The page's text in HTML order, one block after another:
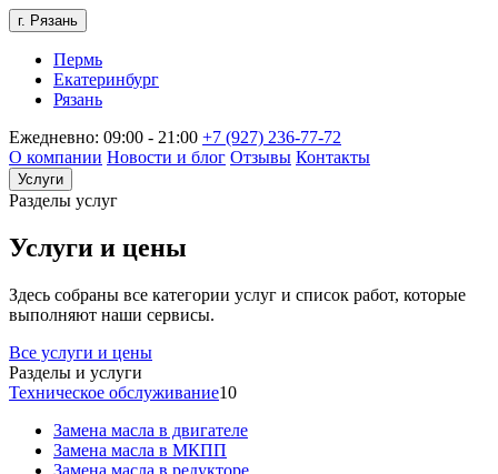
г. Рязань
Пермь
Екатеринбург
Рязань
Ежедневно: 09:00 - 21:00 +7 (927) 236-77-72
О компании Новости и блог Отзывы Контакты
Услуги
Разделы услуг
Услуги и цены
Здесь собраны все категории услуг и список работ, которые
выполняют наши сервисы.
Все услуги и цены
Разделы и услуги
Техническое обслуживание10
Замена масла в двигателе
Замена масла в МКПП
Замена масла в редукторе